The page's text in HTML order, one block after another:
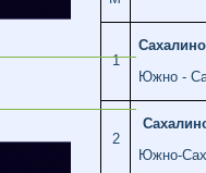
1
Южно -
2
Южно-